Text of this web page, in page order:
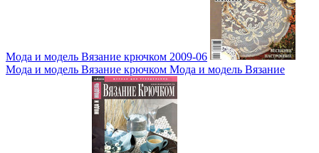
Мода и модель Вязание крючком 2009-06
Мода и модель Вязание крючком Мода и модель Вязание